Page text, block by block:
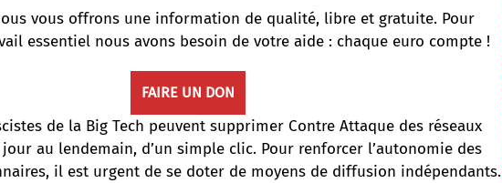
vous offrons une information de qualité, libre et gratuite. Pour
essentiel nous avons besoin de votre aide : chaque euro compte !
FAIRE UN DON
de la Big Tech peuvent supprimer Contre Attaque des réseaux
au lendemain, d’un simple clic. Pour renforcer l’autonomie des
il est urgent de se doter de moyens de diffusion indépendants.